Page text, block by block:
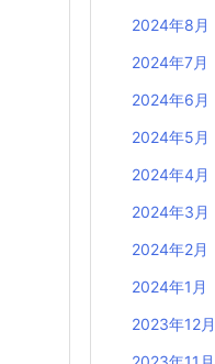
2024年8月
2024年7月
2024年6月
2024年5月
2024年4月
2024年3月
2024年2月
2024年1月
2023年12月